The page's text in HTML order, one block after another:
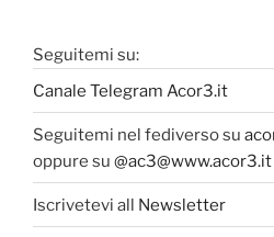
Seguitemi su:
Canale Telegram Acor3.it
Seguitemi nel fediverso su
oppure su @ac3@www.acor3.it
Iscrivetevi all Newsletter